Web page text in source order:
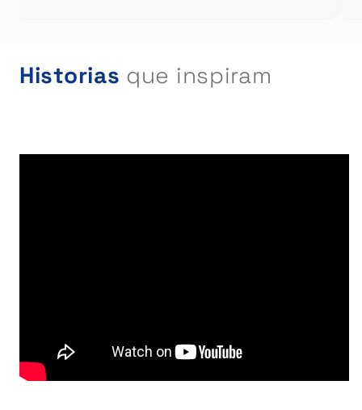
Historias que inspiram